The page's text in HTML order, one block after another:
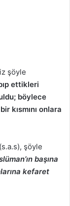
şöyle
ettikleri
böylece
kısmını onlara
şöyle
başına
kefaret